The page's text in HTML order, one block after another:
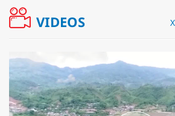
VIDEOS